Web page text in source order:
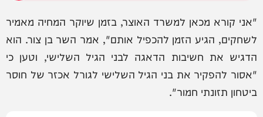
"אני קורא מכאן למשרד האוצר, בזמן שיוקר המחיה מאמיר
לשחקים, הגיע הזמן להכפיל אותם", אמר השר בן צור. הוא
הדגיש את חשיבות הדאגה לבני הגיל השלישי, וטען כי
"אסור להפקיר את בני הגיל השלישי לגורל אכזר של חוסר
ביטחון תזונתי חמור".